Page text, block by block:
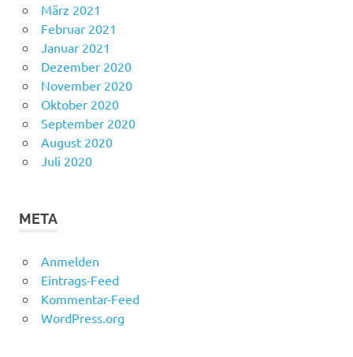
März 2021
Februar 2021
Januar 2021
Dezember 2020
November 2020
Oktober 2020
September 2020
August 2020
Juli 2020
META
Anmelden
Eintrags-Feed
Kommentar-Feed
WordPress.org